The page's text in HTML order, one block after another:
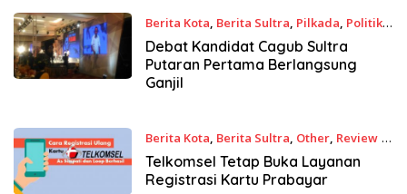
Berita Kota, Berita Sultra, Pilkada, Politik
5 April 2018
Debat Kandidat Cagub Sultra
Putaran Pertama Berlangsung
Ganjil
Berita Kota, Berita Sultra, Other, Review 2
Maret 2018
Telkomsel Tetap Buka Layanan
Registrasi Kartu Prabayar